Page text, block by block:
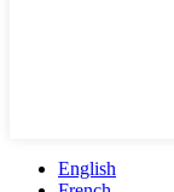
English